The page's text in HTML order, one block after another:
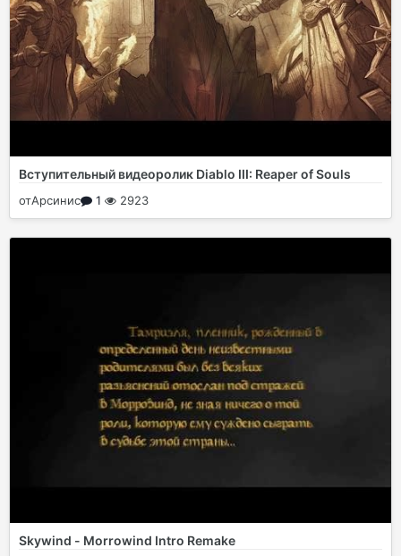
Вступительный видеоролик Diablo III: Reaper of Souls
отАрсинис 1 2923
Skywind - Morrowind Intro Remake